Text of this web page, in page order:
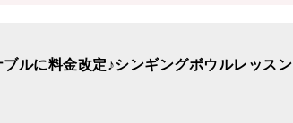
ブルに料金改定♪シンギングボウルレッスン